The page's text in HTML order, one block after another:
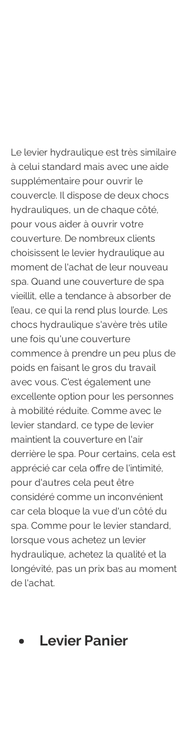
Le levier hydraulique est très similaire
à celui standard mais avec une aide
supplémentaire pour ouvrir le
couvercle. Il dispose de deux chocs
hydrauliques, un de chaque côté,
pour vous aider à ouvrir votre
couverture. De nombreux clients
choisissent le levier hydraulique au
moment de l'achat de leur nouveau
spa. Quand une couverture de spa
vieillit, elle a tendance à absorber de
l’eau, ce qui la rend plus lourde. Les
chocs hydraulique s'avère très utile
une fois qu'une couverture
commence à prendre un peu plus de
poids en faisant le gros du travail
avec vous. C'est également une
excellente option pour les personnes
à mobilité réduite. Comme avec le
levier standard, ce type de levier
maintient la couverture en l'air
derrière le spa. Pour certains, cela est
apprécié car cela offre de l'intimité,
pour d'autres cela peut être
considéré comme un inconvénient
car cela bloque la vue d'un côté du
spa. Comme pour le levier standard,
lorsque vous achetez un levier
hydraulique, achetez la qualité et la
longévité, pas un prix bas au moment
de l'achat.
Levier Panier